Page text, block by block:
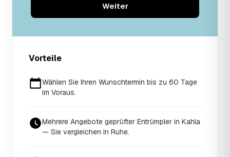
Weiter
Vorteile
Wählen Sie Ihren Wunschtermin bis zu 60 Tage
im Voraus.
Mehrere Angebote geprüfter Entrümpler in Kahla
— Sie vergleichen in Ruhe.